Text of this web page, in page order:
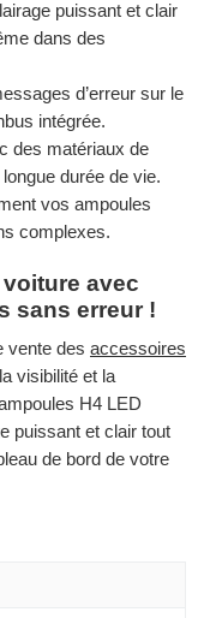
puissant et clair
dans des
d’erreur sur le
intégrée.
des matériaux de
durée de vie.
vos ampoules
complexes.
avec
sans erreur !
vente des accessoires
visibilité et la
H4 LED
puissant et clair tout
de bord de votre